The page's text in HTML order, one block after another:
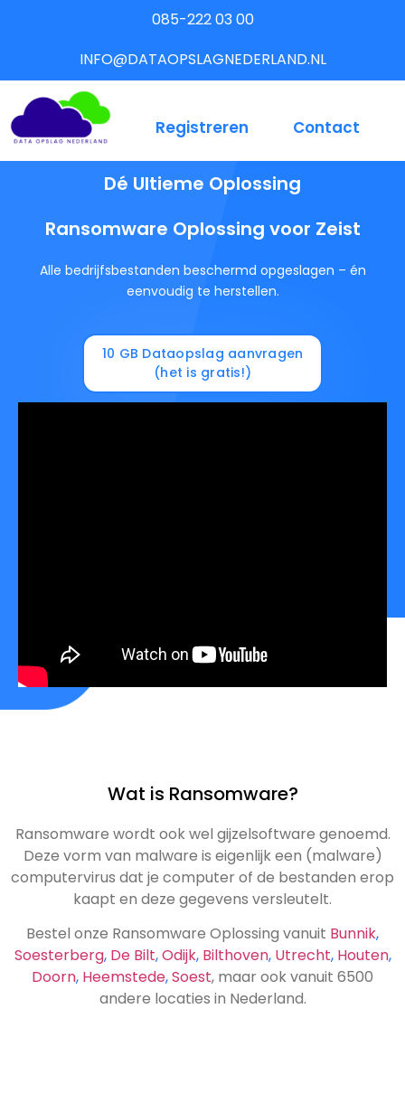
085-222 03 00
INFO@DATAOPSLAGNEDERLAND.NL
Registreren Contact
Dé Ultieme Oplossing
Ransomware Oplossing voor Zeist
Alle bedrijfsbestanden beschermd opgeslagen – én
eenvoudig te herstellen.
10 GB Dataopslag aanvragen
(het is gratis!)
Wat is Ransomware?
Ransomware wordt ook wel gijzelsoftware genoemd.
Deze vorm van malware is eigenlijk een (malware)
computervirus dat je computer of de bestanden erop
kaapt en deze gegevens versleutelt.
Bestel onze Ransomware Oplossing vanuit Bunnik,
Soesterberg, De Bilt,Odijk, Bilthoven, Utrecht, Houten,
Doorn, Heemstede,Soest, maar ook vanuit 6500
andere locaties in Nederland.